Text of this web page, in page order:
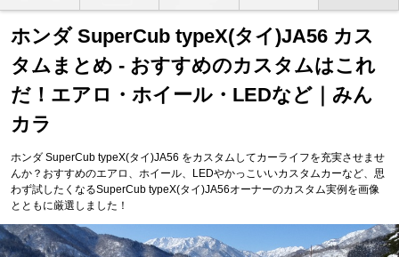
ホンダ SuperCub typeX(タイ)JA56 カス
タムまとめ - おすすめのカスタムはこれ
だ！エアロ・ホイール・LEDなど｜みん
カラ
ホンダ SuperCub typeX(タイ)JA56 をカスタムしてカーライフを充実させませ
んか？おすすめのエアロ、ホイール、LEDやかっこいいカスタムカーなど、思
わず試したくなるSuperCub typeX(タイ)JA56オーナーのカスタム実例を画像
とともに厳選しました！